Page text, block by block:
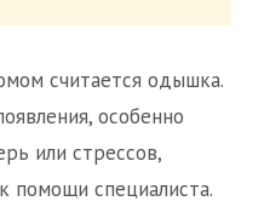
считается одышка.
особенно
или стрессов,
помощи специалиста.